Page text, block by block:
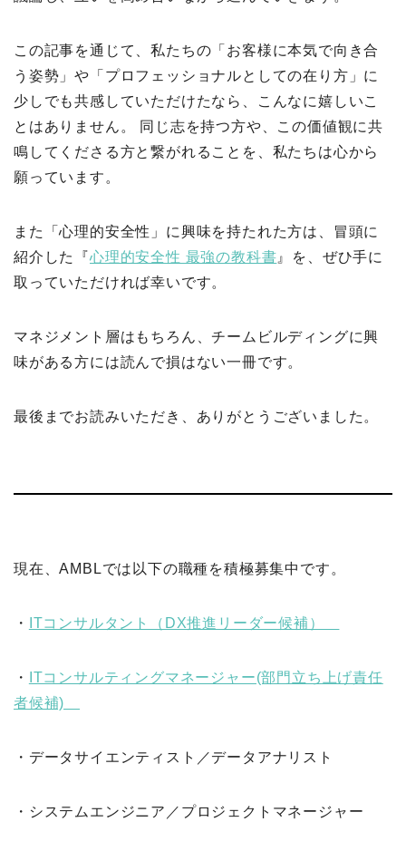
この記事を通じて、私たちの「お客様に本気で向き合
う姿勢」や「プロフェッショナルとしての在り方」に
少しでも共感していただけたなら、こんなに嬉しいこ
とはありません。 同じ志を持つ方や、この価値観に共
鳴してくださる方と繋がれることを、私たちは心から
願っています。
また「心理的安全性」に興味を持たれた方は、冒頭に
紹介した『心理的安全性 最強の教科書 』を、ぜひ手に
取っていただければ幸いです。
マネジメント層はもちろん、チームビルディングに興
味がある方には読んで損はない一冊です。
最後までお読みいただき、ありがとうございました。
現在、AMBLでは以下の職種を積極募集中です。
・ ITコンサルタント（DX推進リーダー候補）
・
ITコンサルティングマネージャー(部門立ち上げ責任
者候補)
・データサイエンティスト／データアナリスト
・システムエンジニア／プロジェクトマネージャー